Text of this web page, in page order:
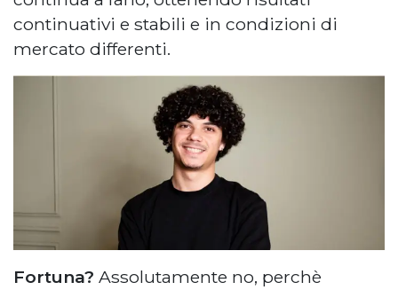
continuativi e stabili e in condizioni di
mercato differenti.
Fortuna? Assolutamente no, perchè